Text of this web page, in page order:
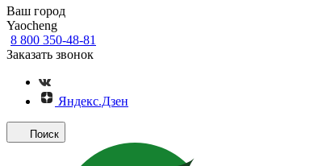
Ваш город
Yaocheng
8 800 350-48-81
Заказать звонок
Яндекс.Дзен
Поиск